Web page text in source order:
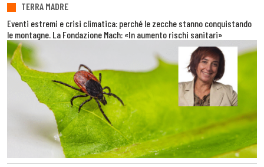
TERRA MADRE
Eventi estremi e crisi climatica: perché le zecche stanno conquistando
le montagne. La Fondazione Mach: «In aumento rischi sanitari»